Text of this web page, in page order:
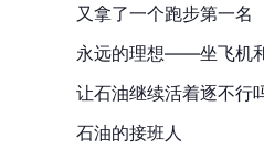
又拿了一个跑步第一名
永远的理想——坐飞机
让石油继续活着逐不行
石油的接班人